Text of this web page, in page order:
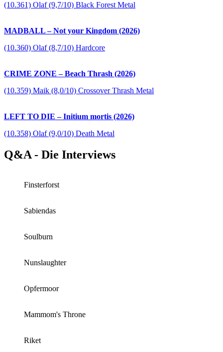
(10.361) Olaf (9,7/10) Black Forest Metal
MADBALL – Not your Kingdom (2026)
(10.360) Olaf (8,7/10) Hardcore
CRIME ZONE – Beach Thrash (2026)
(10.359) Maik (8,0/10) Crossover Thrash Metal
LEFT TO DIE – Initium mortis (2026)
(10.358) Olaf (9,0/10) Death Metal
Q&A - Die Interviews
Finsterforst
Sabiendas
Soulburn
Nunslaughter
Opfermoor
Mammom's Throne
Riket